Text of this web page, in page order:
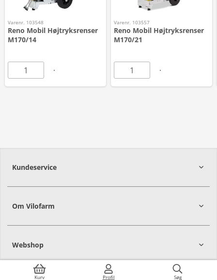
Kurv Profil Søg
Varenr. 103548
Reno Mobil Højtryksrenser
M170/14
Varenr. 103557
Reno Mobil Højtryksrenser
M170/21
Kundeservice
Om Vilofarm
Webshop